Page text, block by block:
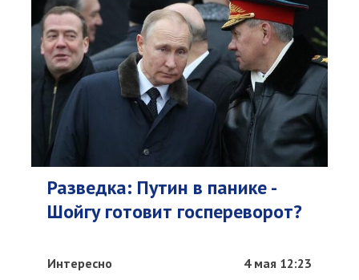
Разведка: Путин в панике -
Шойгу готовит госпереворот?
Интересно 4 мая 12:23